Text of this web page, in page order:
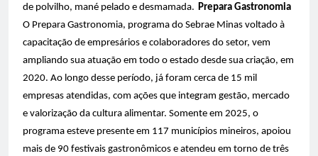
de polvilho, mané pelado e desmamada. Prepara Gastronomia
O Prepara Gastronomia, programa do Sebrae Minas voltado à
capacitação de empresários e colaboradores do setor, vem
ampliando sua atuação em todo o estado desde sua criação, em
2020. Ao longo desse período, já foram cerca de 15 mil
empresas atendidas, com ações que integram gestão, mercado
e valorização da cultura alimentar. Somente em 2025, o
programa esteve presente em 117 municípios mineiros, apoiou
mais de 90 festivais gastronômicos e atendeu em torno de três